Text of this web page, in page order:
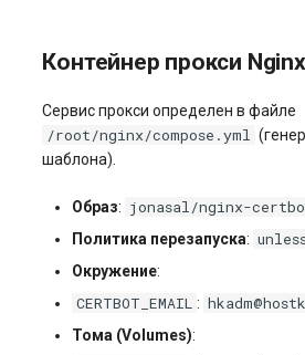
Контейнер прокси Nginx
Сервис прокси определен в файле
/root/nginx/compose.yml
шаблона).
Образ: jonasal/nginx-
Политика перезапуска:
Окружение:
CERTBOT_EMAIL :
Тома (Volumes):